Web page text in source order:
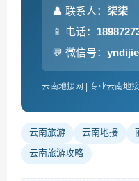
👤 联系人： 柒柒
📱 电话：
💬 微信号： yndijie
云南地接网 | 专业云南地
云南旅游 云南地接
云南旅游攻略